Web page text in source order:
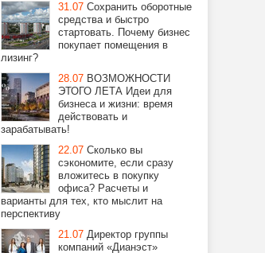
31.07 Сохранить оборотные
средства и быстро
стартовать. Почему бизнес
покупает помещения в
лизинг?
28.07 ВОЗМОЖНОСТИ
ЭТОГО ЛЕТА Идеи для
бизнеса и жизни: время
действовать и
зарабатывать!
22.07 Сколько вы
сэкономите, если сразу
вложитесь в покупку
офиса? Расчеты и
варианты для тех, кто мыслит на
перспективу
21.07 Директор группы
компаний «Дианэст»